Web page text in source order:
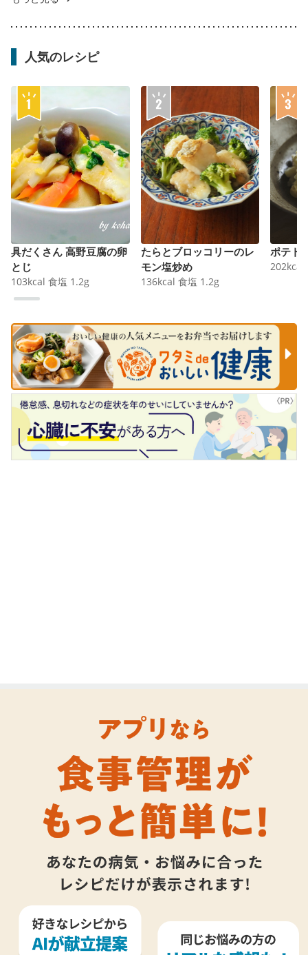
人気のレシピ
具だくさん 高野豆腐の卵
とじ
103kcal 食塩 1.2g
たらとブロッコリーのレ
モン塩炒め
136kcal 食塩 1.2g
ポテト
202kcal